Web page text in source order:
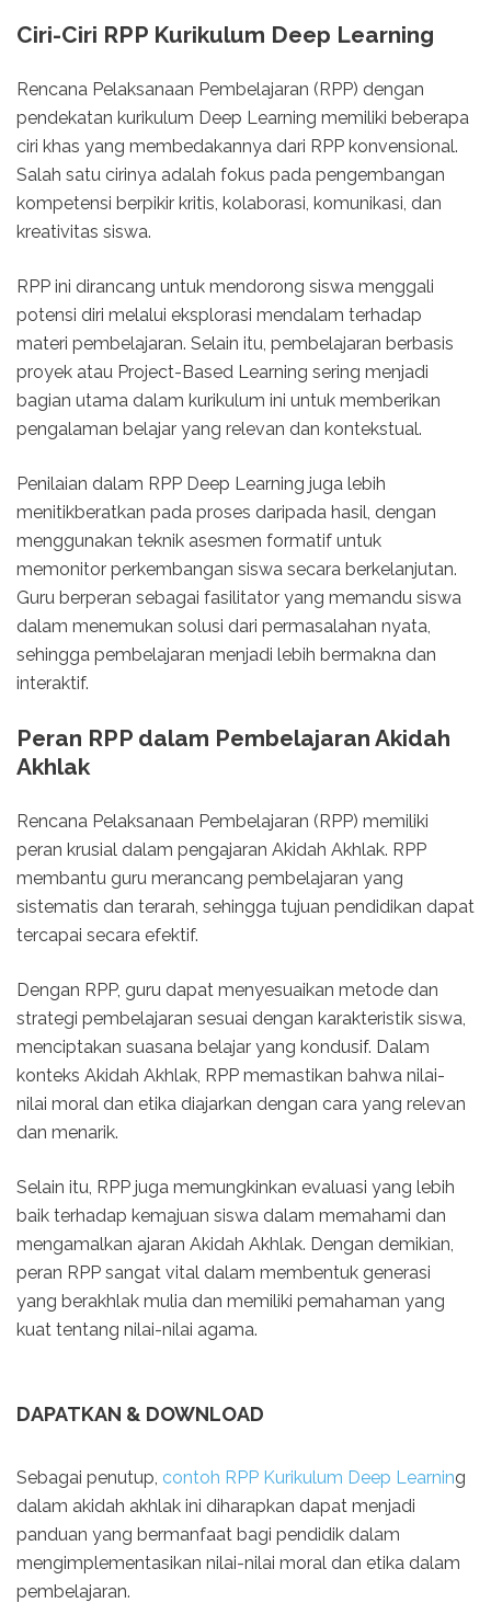
Ciri-Ciri RPP Kurikulum Deep Learning
Rencana Pelaksanaan Pembelajaran (RPP) dengan
pendekatan kurikulum Deep Learning memiliki beberapa
ciri khas yang membedakannya dari RPP konvensional.
Salah satu cirinya adalah fokus pada pengembangan
kompetensi berpikir kritis, kolaborasi, komunikasi, dan
kreativitas siswa.
RPP ini dirancang untuk mendorong siswa menggali
potensi diri melalui eksplorasi mendalam terhadap
materi pembelajaran. Selain itu, pembelajaran berbasis
proyek atau Project-Based Learning sering menjadi
bagian utama dalam kurikulum ini untuk memberikan
pengalaman belajar yang relevan dan kontekstual.
Penilaian dalam RPP Deep Learning juga lebih
menitikberatkan pada proses daripada hasil, dengan
menggunakan teknik asesmen formatif untuk
memonitor perkembangan siswa secara berkelanjutan.
Guru berperan sebagai fasilitator yang memandu siswa
dalam menemukan solusi dari permasalahan nyata,
sehingga pembelajaran menjadi lebih bermakna dan
interaktif.
Peran RPP dalam Pembelajaran Akidah
Akhlak
Rencana Pelaksanaan Pembelajaran (RPP) memiliki
peran krusial dalam pengajaran Akidah Akhlak. RPP
membantu guru merancang pembelajaran yang
sistematis dan terarah, sehingga tujuan pendidikan dapat
tercapai secara efektif.
Dengan RPP, guru dapat menyesuaikan metode dan
strategi pembelajaran sesuai dengan karakteristik siswa,
menciptakan suasana belajar yang kondusif. Dalam
konteks Akidah Akhlak, RPP memastikan bahwa nilai-
nilai moral dan etika diajarkan dengan cara yang relevan
dan menarik.
Selain itu, RPP juga memungkinkan evaluasi yang lebih
baik terhadap kemajuan siswa dalam memahami dan
mengamalkan ajaran Akidah Akhlak. Dengan demikian,
peran RPP sangat vital dalam membentuk generasi
yang berakhlak mulia dan memiliki pemahaman yang
kuat tentang nilai-nilai agama.
DAPATKAN & DOWNLOAD
Sebagai penutup, contoh RPP Kurikulum Deep Learning
dalam akidah akhlak ini diharapkan dapat menjadi
panduan yang bermanfaat bagi pendidik dalam
mengimplementasikan nilai-nilai moral dan etika dalam
pembelajaran.